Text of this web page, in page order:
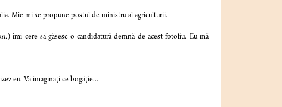
Mie mi se propune postul de ministru al agriculturii.
) îmi cere să găsesc o candidatură demnă de acest fotoliu. Eu mă
eu. Vă imaginaţi ce bogăţie...